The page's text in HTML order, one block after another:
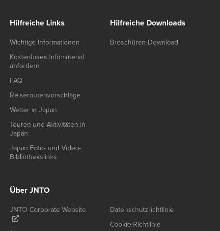
Hilfreiche Links
Wichtige Informationen
Kostenloses Infomaterial
anfordern
FAQ
Reiseroutenvorschläge
Wetter in Japan
Touren und Aktivitäten in
Japan
Japan Foto- und Video-
Bibliothekslinks
Hilfreiche Downloads
Broschüren-Download
Über JNTO
JNTO Corporate Website
Datenschutzrichtlinie
Cookie-Richtlinie